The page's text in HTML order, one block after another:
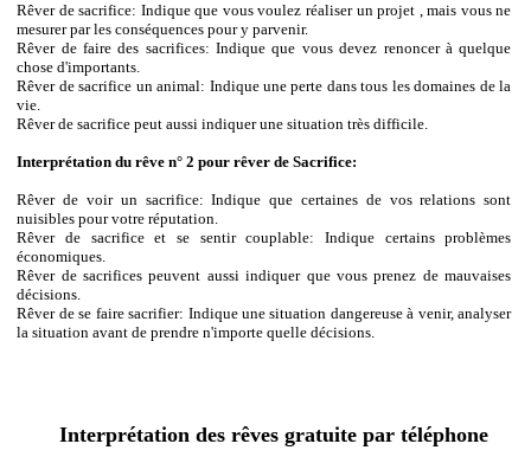
Rêver de sacrifice: Indique que vous voulez réaliser un projet , mais vous ne
mesurer par les conséquences pour y parvenir.
Rêver de faire des sacrifices: Indique que vous devez renoncer à quelque
chose d'importants.
Rêver de sacrifice un animal: Indique une perte dans tous les domaines de la
vie.
Rêver de sacrifice peut aussi indiquer une situation très difficile.
Interprétation du rêve n° 2 pour rêver de Sacrifice:
Rêver de voir un sacrifice: Indique que certaines de vos relations sont
nuisibles pour votre réputation.
Rêver de sacrifice et se sentir couplable: Indique certains problèmes
économiques.
Rêver de sacrifices peuvent aussi indiquer que vous prenez de mauvaises
décisions.
Rêver de se faire sacrifier: Indique une situation dangereuse à venir, analyser
la situation avant de prendre n'importe quelle décisions.
Interprétation des rêves gratuite par téléphone